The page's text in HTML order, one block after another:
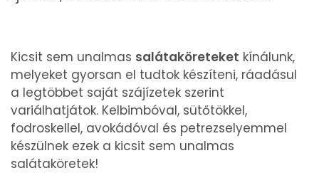
Kicsit sem unalmas salátaköreteket kínálunk,
melyeket gyorsan el tudtok készíteni, ráadásul
a legtöbbet saját szájízetek szerint
variálhatjátok. Kelbimbóval, sütőtökkel,
fodroskellel, avokádóval és petrezselyemmel
készülnek ezek a kicsit sem unalmas
salátaköretek!